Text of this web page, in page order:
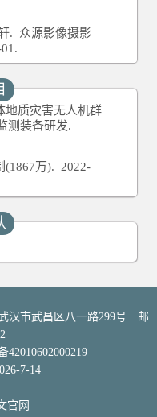
. 众源影像摄影
地质灾害无人机群
测装备研发.
(1867万). 2022-
汉市武昌区八一路299号 邮
42010602000219
-7-14
官网